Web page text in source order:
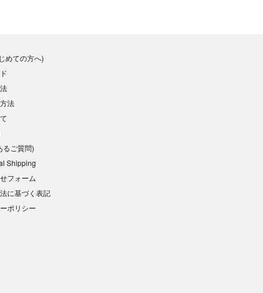
めての方へ)
法
るご質問)
Shipping
フォーム
に基づく表記
ポリシー